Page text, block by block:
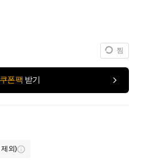
찜
폰팩 받기
제외)